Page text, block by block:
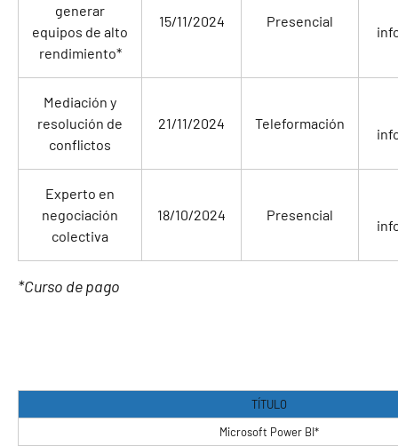
generar
equipos de alto
rendimiento*
15/11/2024 Presencial
Mediación y
resolución de
conflictos
21/11/2024 Teleformación
Experto en
negociación
colectiva
18/10/2024 Presencial
*Curso de pago
TÍTULO
Microsoft Power BI*